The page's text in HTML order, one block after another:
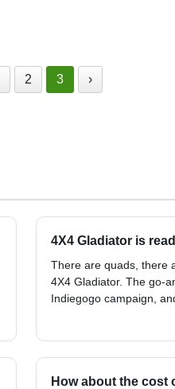
2 3 ›
4X4 Gladiator is
There are quads, there
4X4 Gladiator. The go-
Indiegogo campaign,
How about the cost